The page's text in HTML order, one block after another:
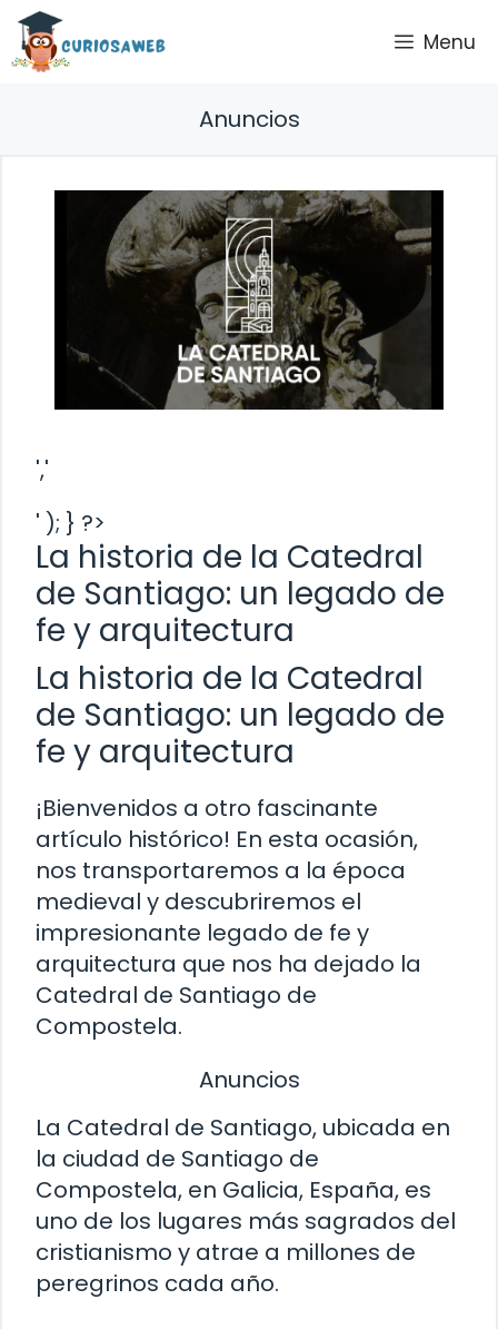
Saltar
contenido
Menu
Anuncios
','
' ); } ?>
La historia de la Catedral
de Santiago: un legado de
fe y arquitectura
La historia de la Catedral
de Santiago: un legado de
fe y arquitectura
¡Bienvenidos a otro fascinante
artículo histórico! En esta ocasión,
nos transportaremos a la época
medieval y descubriremos el
impresionante legado de fe y
arquitectura que nos ha dejado la
Catedral de Santiago de
Compostela.
Anuncios
La Catedral de Santiago, ubicada en
la ciudad de Santiago de
Compostela, en Galicia, España, es
uno de los lugares más sagrados del
cristianismo y atrae a millones de
peregrinos cada año.